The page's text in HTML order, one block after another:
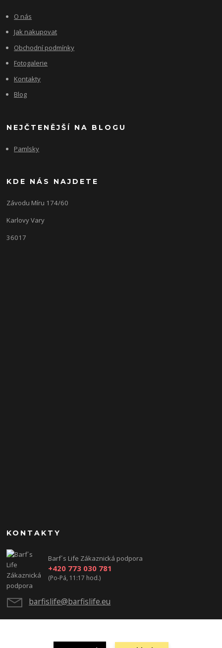
O nás
Jak nakupovat
Obchodní podmínky
Fotogalerie
Kontakty
Blog
NEJČTENĚJŠÍ NA BLOGU
Pamlsky
KDE NÁS NAJDETE
Závodu Míru 174/60
Karlovy Vary
36017
KONTAKTY
Barf´s Life Zákaznická podpora
+420 773 030 781
(Po-Pá, 11:17 hod.)
barfislife@barfislife.eu